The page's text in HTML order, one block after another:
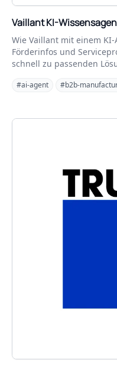
Vaillant KI-
Wie Vaillant mit einem
Förderinfos und
schnell zu passenden
#ai-agent #b2b-